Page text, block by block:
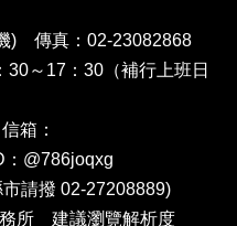
) 傳真：02-23082868
30～17：30（補行上班日
箱：
@786joqxg
請撥 02-27208889)
所 建議瀏覽解析度